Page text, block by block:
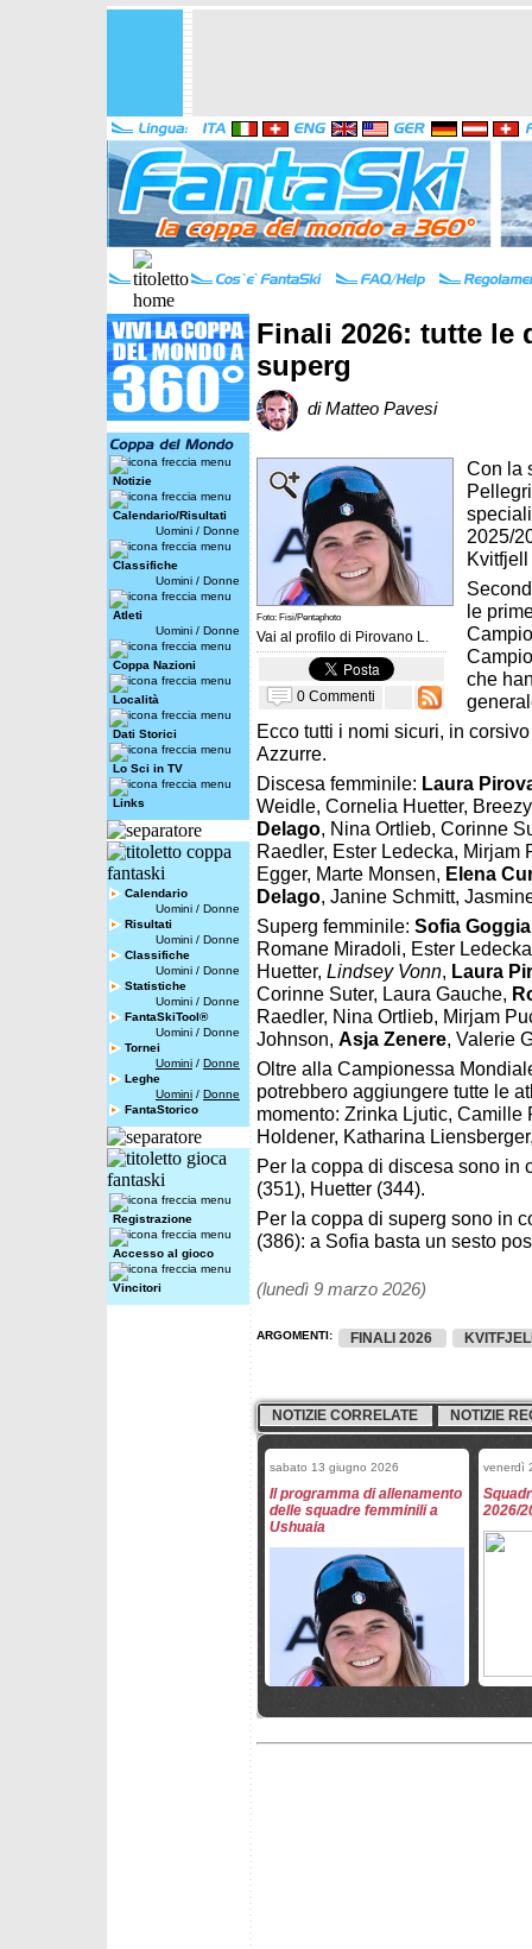
Notizie
Calendario/Risultati
Uomini / Donne
Classifiche
Uomini / Donne
Atleti
Uomini / Donne
Coppa Nazioni
Località
Dati Storici
Lo Sci in TV
Links
Calendario
Uomini / Donne
Risultati
Uomini / Donne
Classifiche
Uomini / Donne
Statistiche
Uomini / Donne
FantaSkiTool®
Uomini / Donne
Tornei
Uomini / Donne
Leghe
Uomini / Donne
FantaStorico
Registrazione
Accesso al gioco
Vincitori
Finali 2026: tutte le
superg
di Matteo Pavesi
Foto: Fisi/Pentaphoto
Vai al profilo di Pirovano L.
0 Commenti
Con la
2025/
Kvitfjell
le
che
Ecco tutti i nomi sicuri, in
Azzurre.
Discesa femminile: Laura
Weidle, Cornelia Huetter,
Delago, Nina Ortlieb, Corinne
Raedler, Ester Ledecka, Mirjam
Egger, Marte Monsen, Elena
Delago, Janine Schmitt,
Superg femminile: Sofia Goggia
Romane Miradoli, Ester
Huetter, Lindsey Vonn, Laura
Corinne Suter, Laura Gauche,
Raedler, Nina Ortlieb, Mirjam
Johnson, Asja Zenere, Valerie
Oltre alla Campionessa
potrebbero aggiungere tutte le
momento: Zrinka Ljutic, Camille
Holdener, Katharina
Per la coppa di discesa sono in
(351), Huetter (344).
Per la coppa di superg sono in
(386): a Sofia basta un sesto
(lunedì 9 marzo 2026)
ARGOMENTI: FINALI 2026
NOTIZIE CORRELATE NOTIZIE
sabato 13 giugno 2026
Il programma di allenamento
delle squadre femminili a
Ushuaia
venerdì
2026/
Goggia
Fassa